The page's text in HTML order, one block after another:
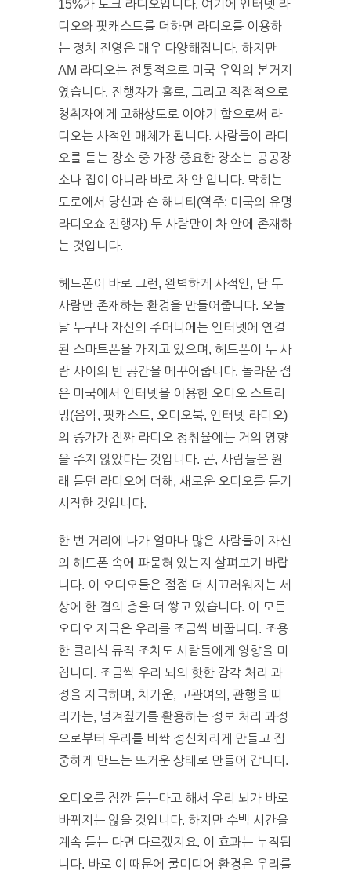
15%가 토크 라디오입니다. 여기에 인터넷 라
디오와 팟캐스트를 더하면 라디오를 이용하
는 정치 진영은 매우 다양해집니다. 하지만
AM 라디오는 전통적으로 미국 우익의 본거지
였습니다. 진행자가 홀로, 그리고 직접적으로
청취자에게 고해상도로 이야기 함으로써 라
디오는 사적인 매체가 됩니다. 사람들이 라디
오를 듣는 장소 중 가장 중요한 장소는 공공장
소나 집이 아니라 바로 차 안 입니다. 막히는
도로에서 당신과 숀 해니티(역주: 미국의 유명
라디오쇼 진행자) 두 사람만이 차 안에 존재하
는 것입니다.
헤드폰이 바로 그런, 완벽하게 사적인, 단 두
사람만 존재하는 환경을 만들어줍니다. 오늘
날 누구나 자신의 주머니에는 인터넷에 연결
된 스마트폰을 가지고 있으며, 헤드폰이 두 사
람 사이의 빈 공간을 메꾸어줍니다. 놀라운 점
은 미국에서 인터넷을 이용한 오디오 스트리
밍(음악, 팟캐스트, 오디오북, 인터넷 라디오)
의 증가가 진짜 라디오 청취율에는 거의 영향
을 주지 않았다는 것입니다. 곧, 사람들은 원
래 듣던 라디오에 더해, 새로운 오디오를 듣기
시작한 것입니다.
한 번 거리에 나가 얼마나 많은 사람들이 자신
의 헤드폰 속에 파묻혀 있는지 살펴보기 바랍
니다. 이 오디오들은 점점 더 시끄러워지는 세
상에 한 겹의 층을 더 쌓고 있습니다. 이 모든
오디오 자극은 우리를 조금씩 바꿉니다. 조용
한 클래식 뮤직 조차도 사람들에게 영향을 미
칩니다. 조금씩 우리 뇌의 핫한 감각 처리 과
정을 자극하며, 차가운, 고관여의, 관행을 따
라가는, 넘겨짚기를 활용하는 정보 처리 과정
으로부터 우리를 바짝 정신차리게 만들고 집
중하게 만드는 뜨거운 상태로 만들어 갑니다.
오디오를 잠깐 듣는다고 해서 우리 뇌가 바로
바뀌지는 않을 것입니다. 하지만 수백 시간을
계속 듣는 다면 다르겠지요. 이 효과는 누적됩
니다. 바로 이 때문에 쿨미디어 환경은 우리를